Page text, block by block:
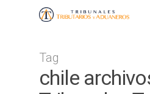
Presione ENTER
para cerrar
Tag
chile